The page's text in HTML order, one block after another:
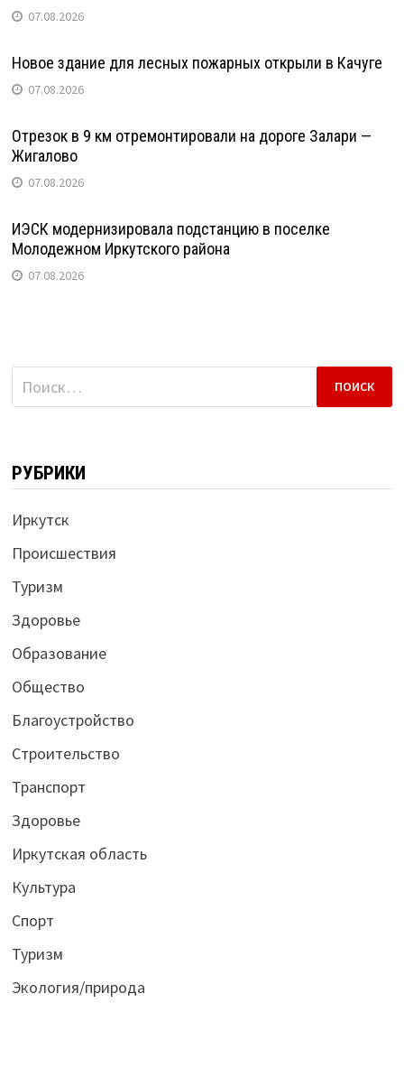
07.08.2026
Новое здание для лесных пожарных открыли в Качуге
07.08.2026
Отрезок в 9 км отремонтировали на дороге Залари —
Жигалово
07.08.2026
ИЭСК модернизировала подстанцию в поселке
Молодежном Иркутского района
07.08.2026
Найти:
РУБРИКИ
Иркутск
Происшествия
Туризм
Здоровье
Образование
Общество
Благоустройство
Строительство
Транспорт
Здоровье
Иркутская область
Культура
Спорт
Туризм
Экология/природа